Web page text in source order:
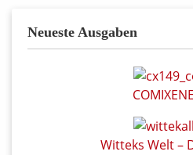
Neueste Ausgaben
Witteks Welt –